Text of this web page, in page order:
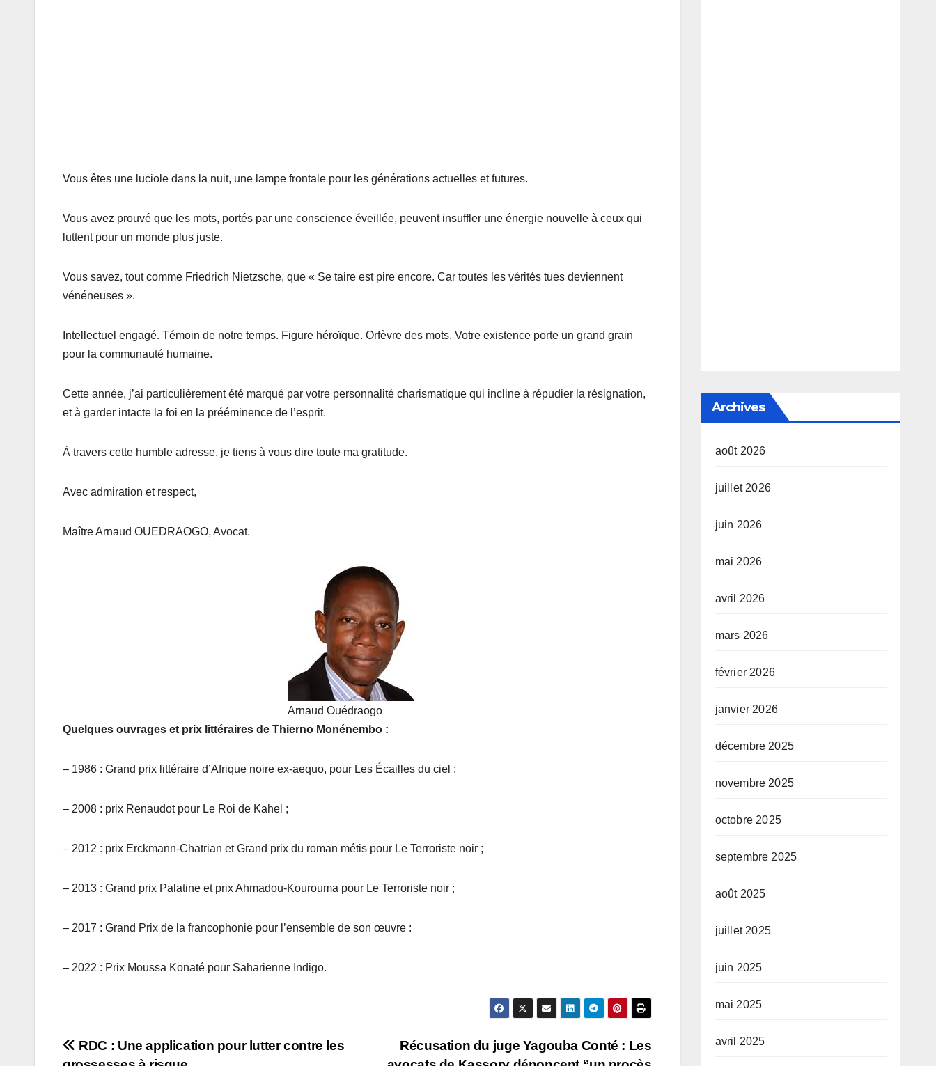
Vous êtes une luciole dans la nuit, une lampe frontale pour les générations actuelles et futures.
Vous avez prouvé que les mots, portés par une conscience éveillée, peuvent insuffler une énergie nouvelle à ceux qui
luttent pour un monde plus juste.
Vous savez, tout comme Friedrich Nietzsche, que « Se taire est pire encore. Car toutes les vérités tues deviennent
vénéneuses ».
Intellectuel engagé. Témoin de notre temps. Figure héroïque. Orfèvre des mots. Votre existence porte un grand grain
pour la communauté humaine.
Cette année, j’ai particulièrement été marqué par votre personnalité charismatique qui incline à répudier la résignation,
et à garder intacte la foi en la prééminence de l’esprit.
À travers cette humble adresse, je tiens à vous dire toute ma gratitude.
Avec admiration et respect,
Maître Arnaud OUEDRAOGO, Avocat.
Arnaud Ouédraogo
Quelques ouvrages et prix littéraires de Thierno Monénembo :
– 1986 : Grand prix littéraire d’Afrique noire ex-aequo, pour Les Écailles du ciel ;
– 2008 : prix Renaudot pour Le Roi de Kahel ;
– 2012 : prix Erckmann-Chatrian et Grand prix du roman métis pour Le Terroriste noir ;
– 2013 : Grand prix Palatine et prix Ahmadou-Kourouma pour Le Terroriste noir ;
– 2017 : Grand Prix de la francophonie pour l’ensemble de son œuvre :
– 2022 : Prix Moussa Konaté pour Saharienne Indigo.
Navigation
Récusation du juge Yagouba Conté : Les
RDC : Une application pour lutter contre les
Archives
août 2026
juillet 2026
juin 2026
mai 2026
avril 2026
mars 2026
février 2026
janvier 2026
décembre 2025
novembre 2025
octobre 2025
septembre 2025
août 2025
juillet 2025
juin 2025
mai 2025
avril 2025